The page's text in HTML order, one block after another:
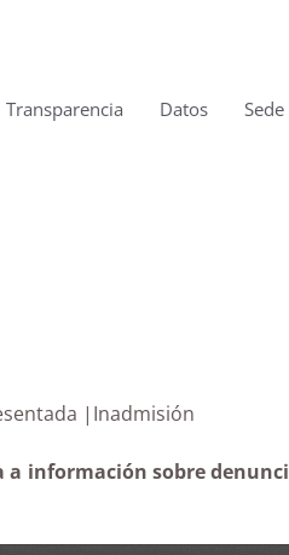
Transparencia Datos
presentada |Inadmisión
información sobre